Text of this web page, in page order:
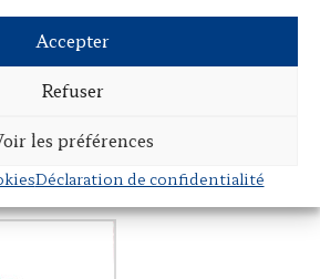
Accepter
Refuser
les préférences
Déclaration de confidentialité
(cinq critiques et cinq
en France, Jean Foyer,